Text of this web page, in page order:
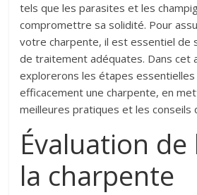
tels que les parasites et les
compromettre sa solidité. Pour
votre charpente, il est essentiel de
de traitement adéquates. Dans cet
explorerons les étapes
efficacement une charpente, en
meilleures pratiques et les conseils
Évaluation de
la charpente